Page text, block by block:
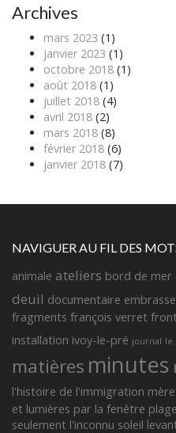
o
Archives
mars 2023 (1)
janvier 2023 (1)
octobre 2018 (1)
août 2018 (1)
juillet 2018 (4)
avril 2018 (2)
mars 2018 (8)
février 2018 (6)
janvier 2018 (7)
NAVIGUER AU FIL DES
animale ateliers bord de mer
deuil documentaire
fragments françois verret
installation ivoy-le-pré journal le
matières minutes
l'histoire de l'immigration mère
et lumières par la fenêtre plage
seulement l'inconnu soleil